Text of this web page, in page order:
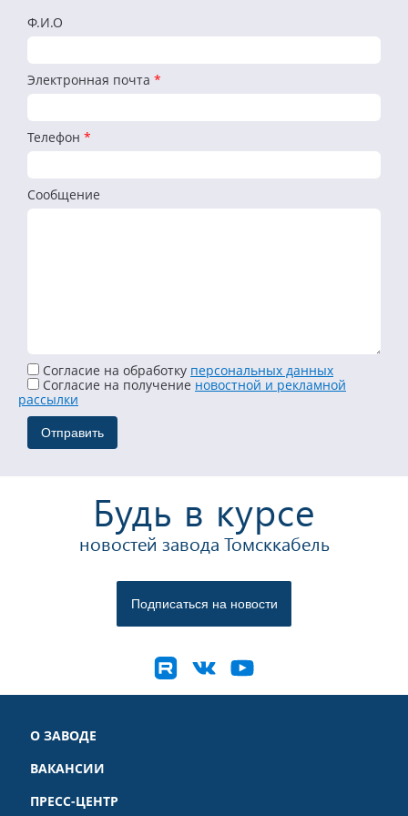
Ф.И.О
Электронная почта *
Телефон *
Сообщение
Согласие на обработку персональных данных
Cогласие на получение новостной и рекламной
рассылки
Будь в курсе
новостей завода Томсккабель
О ЗАВОДЕ
ВАКАНСИИ
ПРЕСС-ЦЕНТР